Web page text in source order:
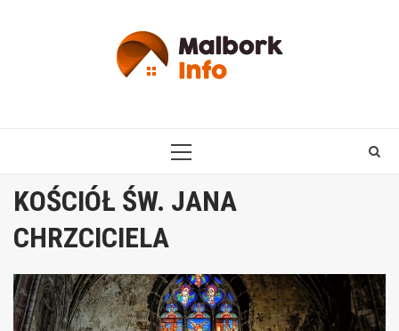
PRIMARY
KOŚCIÓŁ ŚW. JANA
CHRZCICIELA